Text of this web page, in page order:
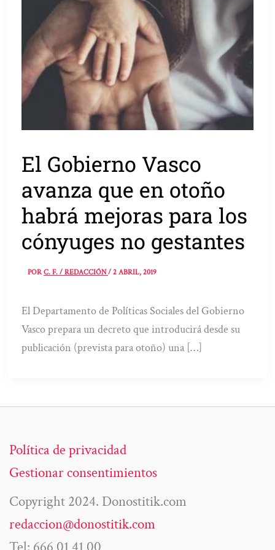
El Gobierno Vasco
avanza que en otoño
habrá mejoras para los
cónyuges no gestantes
PORC. F. / REDACCIÓN/2 ABRIL, 2019
El Departamento de Políticas Sociales del Gobierno
Vasco prepara un decreto que introducirá desde su
publicación (prevista para otoño) una […]
Política de privacidad
Gestionar consentimientos
Copyright 2024. Donostitik.com
redaccion@donostitik.com